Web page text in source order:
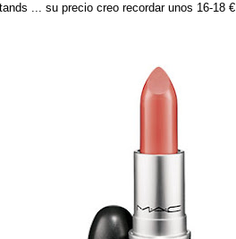
... su precio creo recordar unos 16-18 €